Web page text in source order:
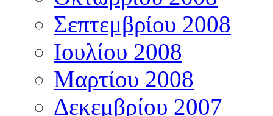
Σεπτεμβρίου 2008
Ιουλίου 2008
Μαρτίου 2008
Δεκεμβρίου 2007